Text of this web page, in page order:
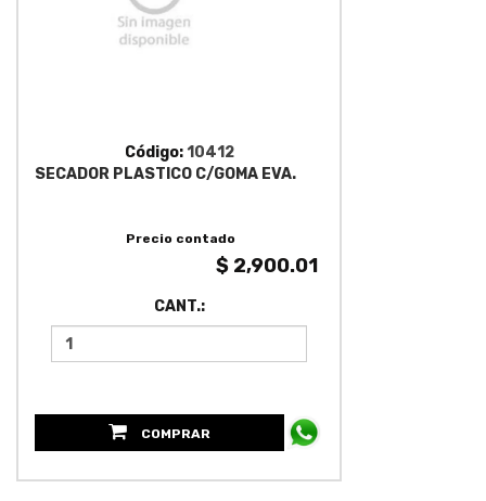
Código:10412
SECADOR PLASTICO C/GOMA EVA.
Precio contado
$ 2,900.01
CANT.:
COMPRAR